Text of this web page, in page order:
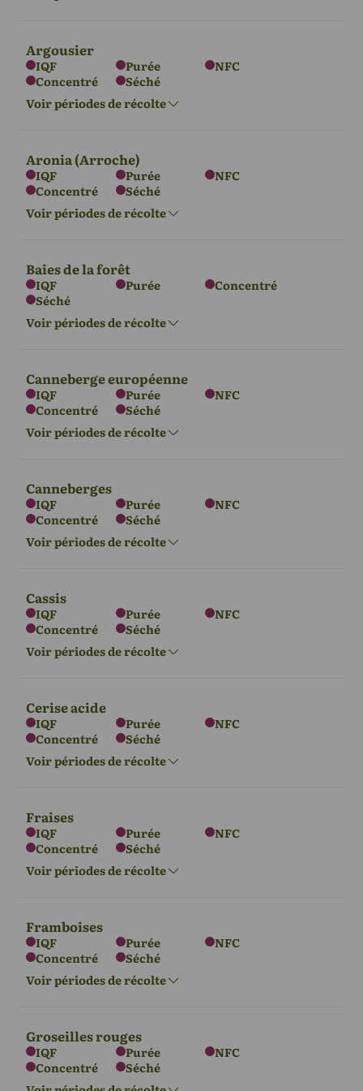
L'Europe
Août - octobre
Asie
Août - octobre
Argousier
IQF Purée
NFC
Concentré
Séché
Voir périodes de récolte
L'Europe
Sept - Oct
Aronia (Arroche)
IQF Purée
NFC
Concentré
Séché
Voir périodes de récolte
L'Europe
Août - septembre
Nord
Baies de la forêt
IQF Purée
Concentré
Séché
Voir périodes de récolte
L'Europe
Juillet - août
Asie
Juin - Août
Canneberge européenne
IQF Purée
NFC
Concentré
Séché
Voir périodes de récolte
L'Europe
Sept - Nov
Canneberges
IQF Purée
NFC
Concentré
Séché
Voir périodes de récolte
L'Europe
Sept - Nov
Asie
Sept - Nov
Amérique du
Sud
Cassis
IQF Purée
NFC
Concentré
Séché
Voir périodes de récolte
L'Europe
Juil - Juil
Asie
Juil - Juil
Cerise acide
IQF Purée
NFC
Concentré
Séché
Voir périodes de récolte
L'Europe
Juin - Juillet
Amérique du
Nord
Fraises
IQF Purée
NFC
Concentré
Séché
Voir périodes de récolte
L'Europe
Mai - juillet
Asie
Avril - juin
Amérique du
Sud
Framboises
IQF Purée
NFC
Concentré
Séché
Voir périodes de récolte
L'Europe Asie
Groseilles rouges
IQF Purée
NFC
Concentré
Séché